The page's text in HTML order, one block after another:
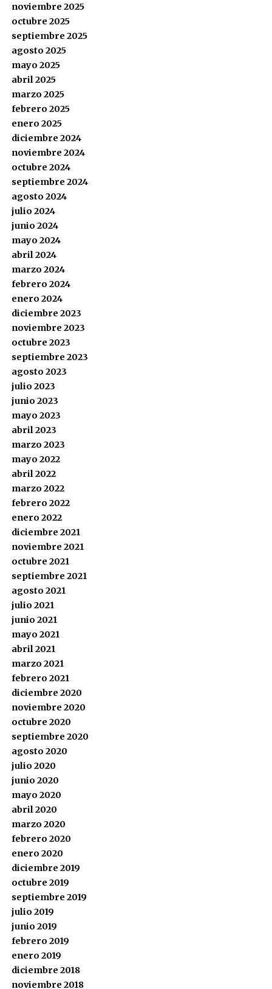
noviembre 2025
octubre 2025
septiembre 2025
agosto 2025
mayo 2025
abril 2025
marzo 2025
febrero 2025
enero 2025
diciembre 2024
noviembre 2024
octubre 2024
septiembre 2024
agosto 2024
julio 2024
junio 2024
mayo 2024
abril 2024
marzo 2024
febrero 2024
enero 2024
diciembre 2023
noviembre 2023
octubre 2023
septiembre 2023
agosto 2023
julio 2023
junio 2023
mayo 2023
abril 2023
marzo 2023
mayo 2022
abril 2022
marzo 2022
febrero 2022
enero 2022
diciembre 2021
noviembre 2021
octubre 2021
septiembre 2021
agosto 2021
julio 2021
junio 2021
mayo 2021
abril 2021
marzo 2021
febrero 2021
diciembre 2020
noviembre 2020
octubre 2020
septiembre 2020
agosto 2020
julio 2020
junio 2020
mayo 2020
abril 2020
marzo 2020
febrero 2020
enero 2020
diciembre 2019
octubre 2019
septiembre 2019
julio 2019
junio 2019
febrero 2019
enero 2019
diciembre 2018
noviembre 2018